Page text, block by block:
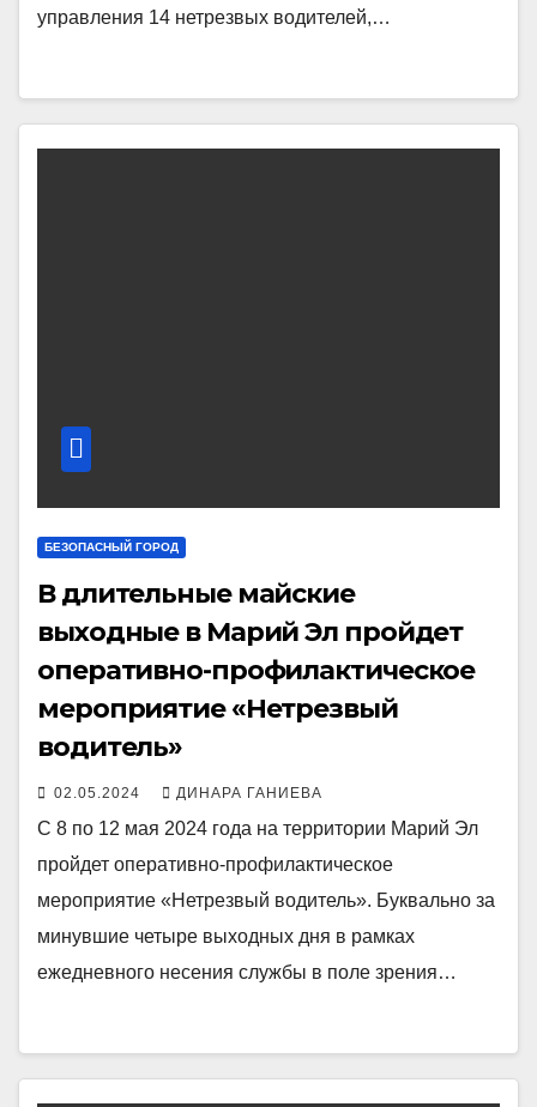
управления 14 нетрезвых водителей,…
БЕЗОПАСНЫЙ ГОРОД
В длительные майские
выходные в Марий Эл пройдет
оперативно-профилактическое
мероприятие «Нетрезвый
водитель»
02.05.2024 ДИНАРА ГАНИЕВА
С 8 по 12 мая 2024 года на территории Марий Эл
пройдет оперативно-профилактическое
мероприятие «Нетрезвый водитель». Буквально за
минувшие четыре выходных дня в рамках
ежедневного несения службы в поле зрения…